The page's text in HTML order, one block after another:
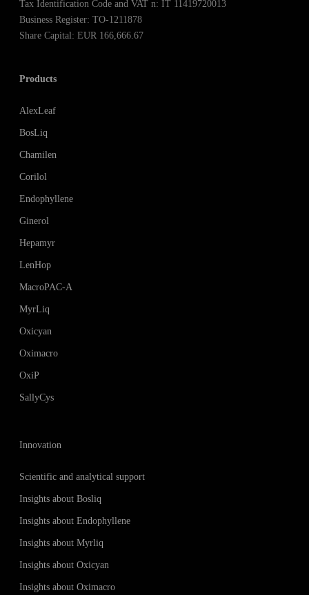
Tax Identification Code and VAT n: IT 11419720013
Business Register: TO-1211878
Share Capital: EUR 166,666.67
Products
AlexLeaf
BosLiq
Chamilen
Corilol
Endophyllene
Ginerol
Hepamyr
LenHop
MacroPAC-A
MyrLiq
Oxicyan
Oximacro
OxiP
SallyCys
Innovation
Scientific and analytical support
Insights about Bosliq
Insights about Endophyllene
Insights about Myrliq
Insights about Oxicyan
Insights about Oximacro